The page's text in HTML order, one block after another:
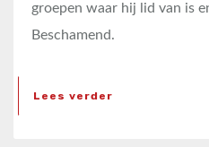
groepen waar hij lid van is
Beschamend.
Lees verder